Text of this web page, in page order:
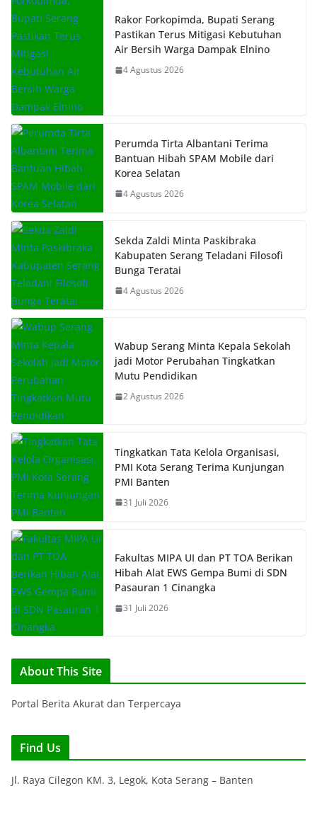
Rakor Forkopimda, Bupati Serang
Pastikan Terus Mitigasi Kebutuhan
Air Bersih Warga Dampak Elnino
4 Agustus 2026
Perumda Tirta Albantani Terima
Bantuan Hibah SPAM Mobile dari
Korea Selatan
4 Agustus 2026
Sekda Zaldi Minta Paskibraka
Kabupaten Serang Teladani Filosofi
Bunga Teratai
4 Agustus 2026
Wabup Serang Minta Kepala Sekolah
jadi Motor Perubahan Tingkatkan
Mutu Pendidikan
2 Agustus 2026
Tingkatkan Tata Kelola Organisasi,
PMI Kota Serang Terima Kunjungan
PMI Banten
31 Juli 2026
Fakultas MIPA UI dan PT TOA Berikan
Hibah Alat EWS Gempa Bumi di SDN
Pasauran 1 Cinangka
31 Juli 2026
About This Site
Portal Berita Akurat dan Terpercaya
Find Us
Jl. Raya Cilegon KM. 3, Legok, Kota Serang – Banten